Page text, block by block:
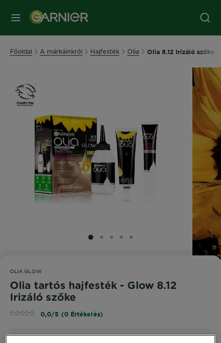
MENÜ
Főoldal A márkáinkról Hajfesték Olia Olia 8.12 Irizáló szőke
SLIDE 1
SLIDE 2
SLIDE 3
SLIDE 4
SLIDE 5
OLIA GLOW
Olia tartós hajfesték - Glow 8.12
Irizáló szőke
0,0/5 (0 Értékelés)